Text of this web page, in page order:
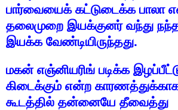
பார்வையைக் கட்டுடைக்க பாலா
தலைமுறை இயக்குனர் வந்து
இயக்க வேண்டியிருந்தது.
மகன் எஞ்னியரிங் படிக்க
கிடைக்கும் என்ற
கூடத்தில் தன்னையே தீவைத்து